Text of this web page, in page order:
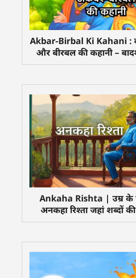
Akbar-Birbal Ki Kahani :
और बीरबल की कहानी –
Ankaha Rishta | उम्र के
अनकहा रिश्ता जहां शब्दों